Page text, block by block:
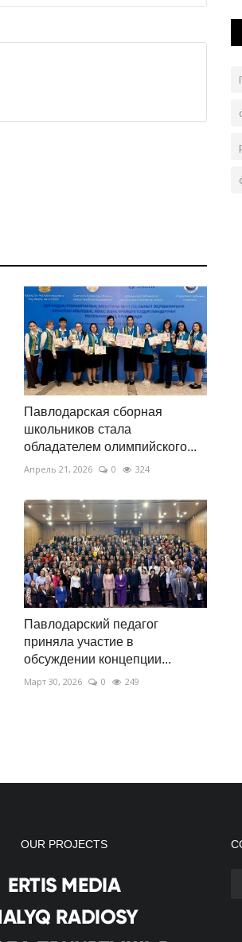
Павлодарская сборная
школьников стала
обладателем олимпийского...
Апрель 21, 2026 0 324
Павлодарский педагог
приняла участие в
обсуждении концепции...
Март 30, 2026 0 249
OUR PROJECTS